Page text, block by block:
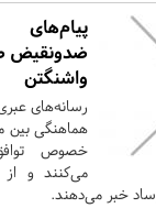
پیام‌های
ضدونقیض
واشنگتن
رسانه‌های
هماهنگی بین
خصوص
می‌کنند و از
خبر می‌دهند.